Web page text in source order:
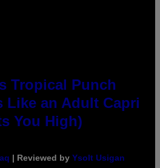
Tropical Punch
Like an Adult Capri
You High)
| Reviewed by Ysolt Usigan